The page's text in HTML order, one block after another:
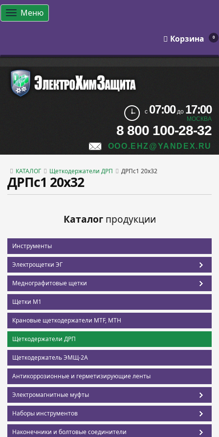
Меню
Корзина 0
с 07:00до 17:00
МОСКВА
8 800 100-28-32
OOO.EHZ@YANDEX.RU
КАТАЛОГ Щеткодержатели ДРП ДРПс1 20х32
ДРПс1 20х32
Каталогпродукции
Инструменты
Электрощетки ЭГ
Меднографитовые щетки
Щетки М1
Крановые щеткодержатели MTF, MTH
Щеткодержатели ДРП
Щеткодержатель ЭМЩ-2А
Антикоррозионные и герметизирующие ленты
Электромагнитные муфты
Наборы инструментов
Наконечники и болтовые соединители